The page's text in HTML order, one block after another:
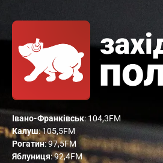
Івано-Франківськ: 104,3FM
Калуш: 105,5FM
Рогатин: 97,5FM
Яблуниця: 92,4FM